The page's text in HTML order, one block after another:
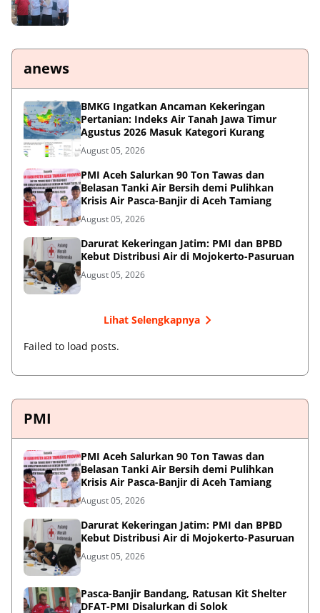
anews
BMKG Ingatkan Ancaman Kekeringan
Pertanian: Indeks Air Tanah Jawa Timur
Agustus 2026 Masuk Kategori Kurang
August 05, 2026
PMI Aceh Salurkan 90 Ton Tawas dan
Belasan Tanki Air Bersih demi Pulihkan
Krisis Air Pasca-Banjir di Aceh Tamiang
August 05, 2026
Darurat Kekeringan Jatim: PMI dan BPBD
Kebut Distribusi Air di Mojokerto-Pasuruan
August 05, 2026
Lihat Selengkapnya
Failed to load posts.
PMI
PMI Aceh Salurkan 90 Ton Tawas dan
Belasan Tanki Air Bersih demi Pulihkan
Krisis Air Pasca-Banjir di Aceh Tamiang
August 05, 2026
Darurat Kekeringan Jatim: PMI dan BPBD
Kebut Distribusi Air di Mojokerto-Pasuruan
August 05, 2026
Pasca-Banjir Bandang, Ratusan Kit Shelter
DFAT-PMI Disalurkan di Solok